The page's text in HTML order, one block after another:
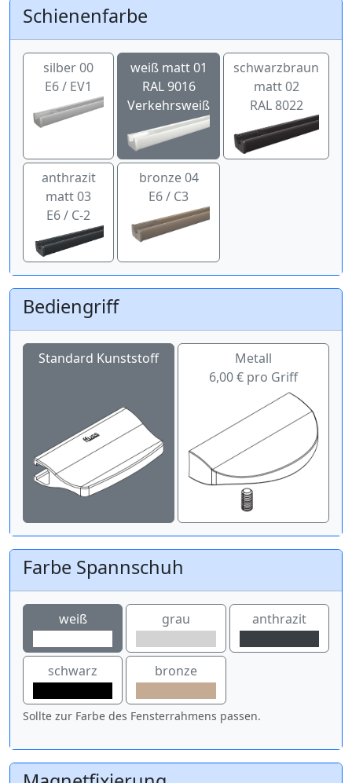
Schienenfarbe
silber 00
E6 / EV1
weiß matt 01
RAL 9016
Verkehrsweiß
schwarzbraun
matt 02
RAL 8022
anthrazit
matt 03
E6 / C-2
bronze 04
E6 / C3
Bediengriff
Standard Kunststoff
Metall
6,00 € pro Griff
Farbe Spannschuh
weiß grau anthrazit
schwarz bronze
Sollte zur Farbe des Fensterrahmens passen.